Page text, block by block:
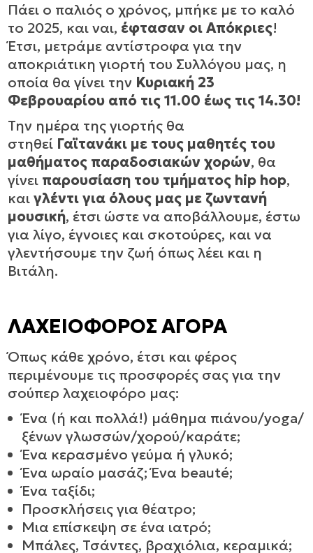
Πάει ο παλιός ο χρόνος, μπήκε με το καλό
το 2025, και ναι, έφτασαν οι Απόκριες!
Έτσι, μετράμε αντίστροφα για την
αποκριάτικη γιορτή του Συλλόγου μας, η
οποία θα γίνει την Κυριακή 23
Φεβρουαρίου από τις 11.00 έως τις 14.30!
Την ημέρα της γιορτής θα
στηθεί Γαϊτανάκι με τους μαθητές του
μαθήματος παραδοσιακών χορών, θα
γίνει παρουσίαση του τμήματος hip hop,
καιγλέντι για όλους μας με ζωντανή
μουσική, έτσι ώστε να αποβάλλουμε, έστω
για λίγο, έγνοιες και σκοτούρες, και να
γλεντήσουμε την ζωή όπως λέει και η
Βιτάλη.
ΛΑΧΕΙΟΦΟΡΟΣ ΑΓΟΡΑ
Όπως κάθε χρόνο, έτσι και φέρος
περιμένουμε τις προσφορές σας για την
σούπερ λαχειοφόρο μας:
Ένα (ή και πολλά!) μάθημα πιάνου/yoga/
ξένων γλωσσών/χορού/καράτε;
Ένα κερασμένο γεύμα ή γλυκό;
Ένα ωραίο μασάζ; Ένα beauté;
Ένα ταξίδι;
Προσκλήσεις για θέατρο;
Μια επίσκεψη σε ένα ιατρό;
Μπάλες, Τσάντες, βραχιόλια, κεραμικά;